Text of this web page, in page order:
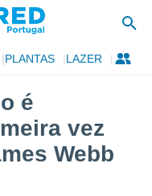
PLANTAS LAZER
é
vez
Webb